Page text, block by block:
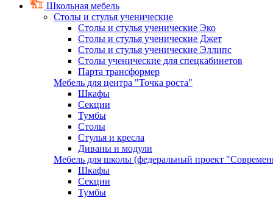
Школьная мебель
Столы и стулья ученические
Столы и стулья ученические Эко
Столы и стулья ученические Джет
Столы и стулья ученические Эллипс
Столы ученические для спецкабинетов
Парта трансформер
Мебель для центра "Точка роста"
Шкафы
Секции
Тумбы
Столы
Стулья и кресла
Диваны и модули
Мебель для школы (федеральный проект
Шкафы
Секции
Тумбы